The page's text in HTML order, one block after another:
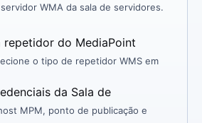
WMA da sala de servidores.
repetidor do MediaPoint
o tipo de repetidor WMS em
da Sala de
MPM, ponto de publicação e